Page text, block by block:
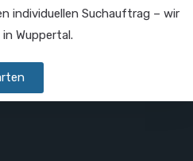
individuellen Suchauftrag – wir
Wuppertal.